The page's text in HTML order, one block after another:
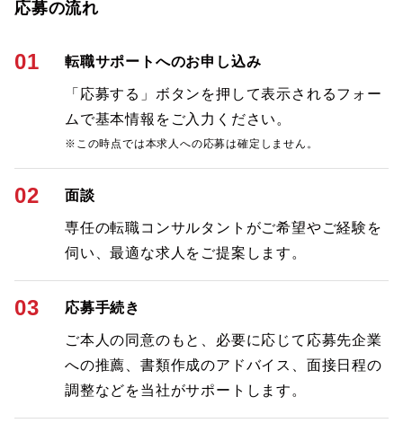
応募の流れ
01 転職サポートへのお申し込み
「応募する」ボタンを押して表示されるフォー
ムで基本情報をご入力ください。
※この時点では本求人への応募は確定しません。
02 面談
専任の転職コンサルタントがご希望やご経験を
伺い、最適な求人をご提案します。
03 応募手続き
ご本人の同意のもと、必要に応じて応募先企業
への推薦、書類作成のアドバイス、面接日程の
調整などを当社がサポートします。